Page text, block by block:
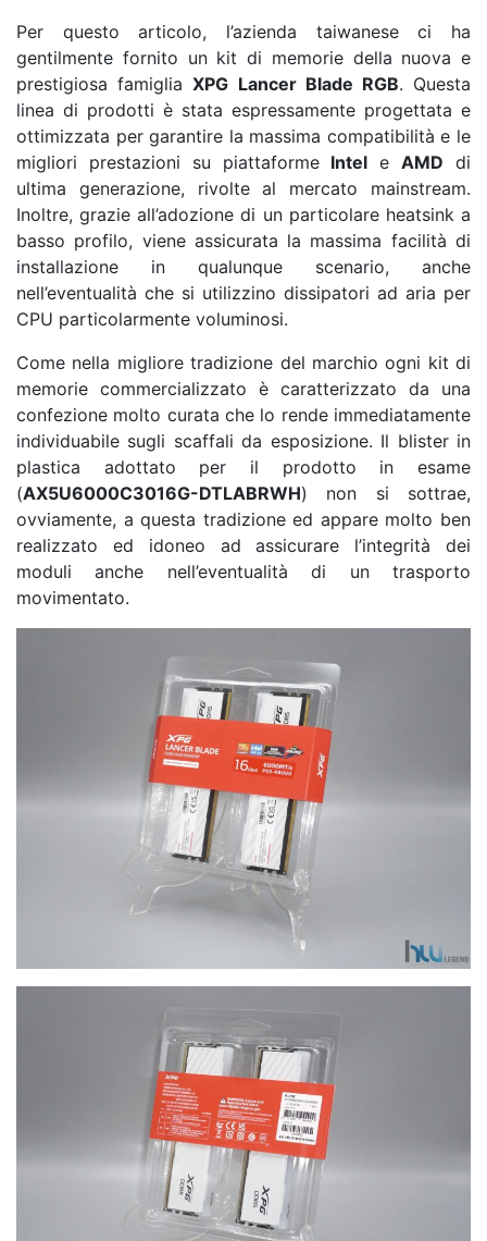
Per questo articolo, l’azienda taiwanese ci ha
gentilmente fornito un kit di memorie della nuova e
prestigiosa famigliaXPG Lancer Blade RGB. Questa
linea di prodotti è stata espressamente progettata e
ottimizzata per garantire la massima compatibilità e le
migliori prestazioni su piattaforme Intel eAMD di
ultima generazione, rivolte al mercato mainstream.
Inoltre, grazie all’adozione di un particolare heatsink a
basso profilo, viene assicurata la massima facilità di
installazione in qualunque scenario, anche
nell’eventualità che si utilizzino dissipatori ad aria per
CPU particolarmente voluminosi.
Come nella migliore tradizione del marchio ogni kit di
memorie commercializzato è caratterizzato da una
confezione molto curata che lo rende immediatamente
individuabile sugli scaffali da esposizione. Il blister in
plastica adottato per il prodotto in esame
(AX5U6000C3016G-DTLABRWH) non si sottrae,
ovviamente, a questa tradizione ed appare molto ben
realizzato ed idoneo ad assicurare l’integrità dei
moduli anche nell’eventualità di un trasporto
movimentato.